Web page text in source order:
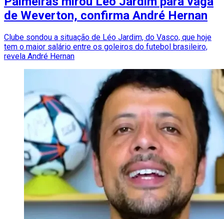
de Weverton, confirma André Hernan
Clube sondou a situação de Léo Jardim, do Vasco, que hoje
tem o maior salário entre os goleiros do futebol brasileiro,
revela André Hernan